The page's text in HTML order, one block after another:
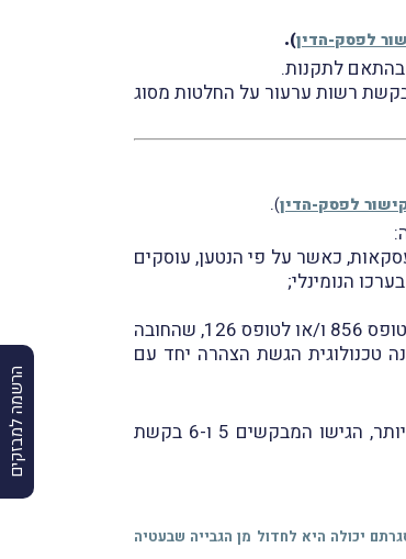
הרשמה למבזקים
לפסק-הדין)
.
המחוזי בקשת רשות ערעור על החלטות מסוג
לפסק-הדין)
.
כאשר על פי הנטען, עוסקים
הנומינלי;
, לגבי נישומים אשר חויבו בעיצום כספי בְּשל אי הגשת "הצהרת המנכה/ המשלם/ המייצג" שאמורה להיות מצורפת לטופס 856 ו/או לטופס 126, שהחובה
טכנולוגית הגשת הצהרה יחד עם
ואילו בעניינה של העילה השלישית, הגישה המשיבה תשובה מפורטת לבקשת האישור ואף הוגשה תגובה לתשובה. מאוחר יותר, הגישו המבקשים 5 ו-6 בקשת
ייצוגיות, מעת שהוגשה נגד רשות תביעת השבה ובקשה לאשרהּ כתובענה ייצוגית, עומדים לרשותה 90 ימים, במסגרתם יכולה היא לחדול מן הגבייה שבעטיה